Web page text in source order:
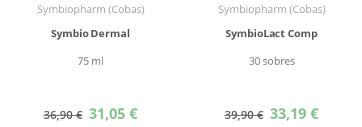
Symbiopharm (Cobas)
Symbio Dermal
75 ml
36,90 € Precio
especial
31,05 €
Symbiopharm (Cobas)
SymbioLact Comp
30 sobres
39,90 € Precio
especial
33,19 €